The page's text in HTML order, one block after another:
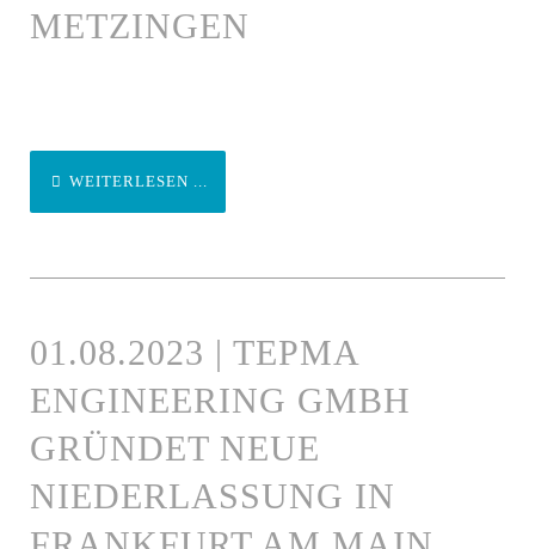
METZINGEN
WEITERLESEN ...
01.08.2023 | TEPMA
ENGINEERING GMBH
GRÜNDET NEUE
NIEDERLASSUNG IN